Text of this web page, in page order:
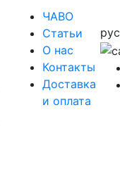
ЧАВО
Cтатьи
O нас
Контакты
Доставка
и оплата
рус